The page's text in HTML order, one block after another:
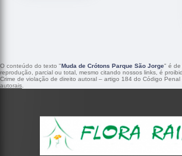
O conteúdo do texto "Muda de Crótons Parque São Jorge" é de
reprodução, parcial ou total, mesmo citando nossos links, é
Crime de violação de direito autoral – artigo 184 do Código Penal
autorais